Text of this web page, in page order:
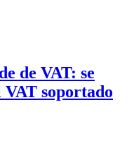
de VAT: se
VAT soportado